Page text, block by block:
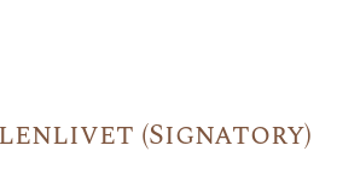
(Signatory)